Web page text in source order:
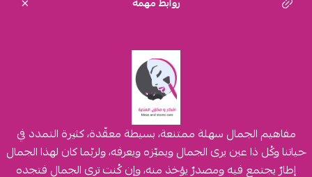
مفاهيم الجمال سهلة ممتنعة، بسيطة معقّدة، كثيرة التمدد في
حياتنا وكُل ذا عين يرى الجمال ويميّزه ويعرفه، ولربّما كان لهذا الجمال
إطارٌ يجتمع فيه ومصدرٌ يؤخذ منه، وإن كُنت ترى الجمال فتجده